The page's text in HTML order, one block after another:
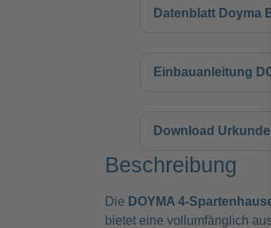
Datenblatt Doyma
Einbauanleitung
Download
Beschreibung
Die DOYMA 4-
bietet eine vollumfänglich